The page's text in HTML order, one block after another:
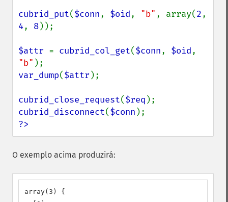
cubrid_put($conn, $oid, "b" , array(2
4, 8));
$attr = cubrid_col_get($conn, $oid
"b"
var_dump($attr );
cubrid_close_request($req
cubrid_disconnect($conn
?>
O exemplo acima produzirá:
array(3) {